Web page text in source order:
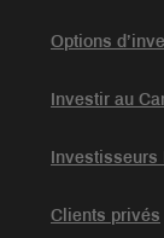
Options
Investir au
Clients privés